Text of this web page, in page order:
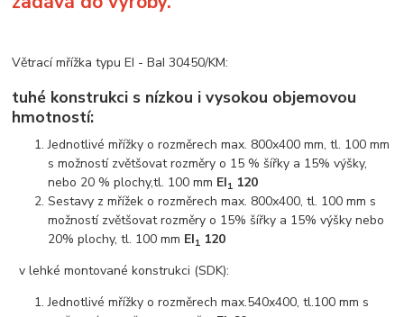
Větrací mřížka typu EI - BaI 30450/KM:
tuhé konstrukci s nízkou i vysokou objemovou
hmotností:
Jednotlivé mřížky o rozměrech max. 800x400 mm, tl. 100 mm
s možností zvětšovat rozměry o 15 % šířky a 15% výšky,
nebo 20 % plochy,tl. 100 mm EI1 120
Sestavy z mřížek o rozměrech max. 800x400, tl. 100 mm s
možností zvětšovat rozměry o 15% šířky a 15% výšky nebo
20% plochy, tl. 100 mm EI1 120
v lehké montované konstrukci (SDK):
Jednotlivé mřížky o rozměrech max.540x400, tl.100 mm s